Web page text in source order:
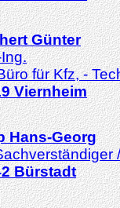
Günter
für Kfz, -
Viernheim
Hans-Georg
Bürstadt